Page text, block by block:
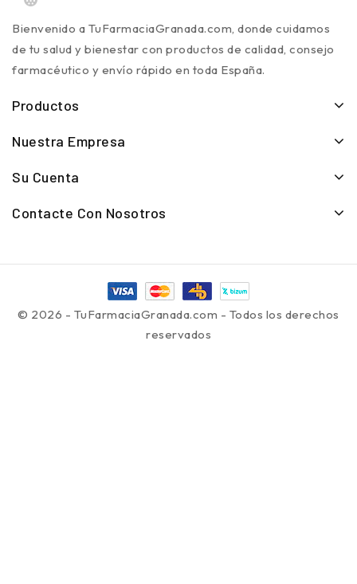
Bienvenido a TuFarmaciaGranada.com, donde cuidamos
de tu salud y bienestar con productos de calidad, consejo
farmacéutico y envío rápido en toda España.
Productos
Nuestra Empresa
Su Cuenta
Contacte Con Nosotros
© 2026 - TuFarmaciaGranada.com - Todos los derechos
reservados